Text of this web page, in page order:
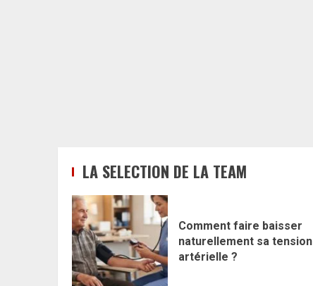
LA SELECTION DE LA TEAM
Comment faire baisser
naturellement sa tension
artérielle ?